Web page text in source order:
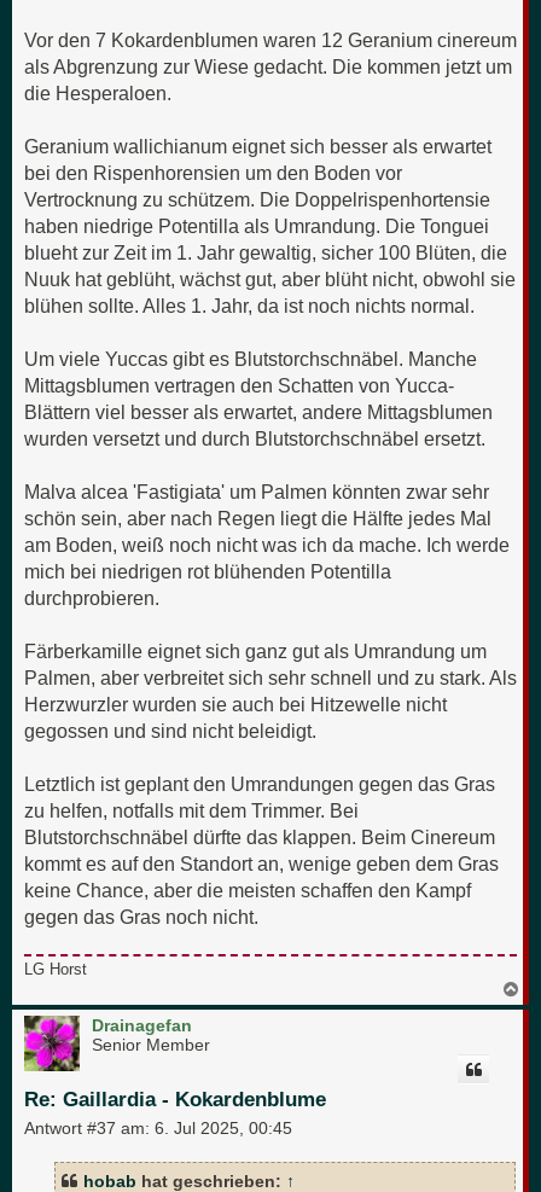
Vor den 7 Kokardenblumen waren 12 Geranium cinereum
als Abgrenzung zur Wiese gedacht. Die kommen jetzt um
die Hesperaloen.
Geranium wallichianum eignet sich besser als erwartet
bei den Rispenhorensien um den Boden vor
Vertrocknung zu schützem. Die Doppelrispenhortensie
haben niedrige Potentilla als Umrandung. Die Tonguei
blueht zur Zeit im 1. Jahr gewaltig, sicher 100 Blüten, die
Nuuk hat geblüht, wächst gut, aber blüht nicht, obwohl sie
blühen sollte. Alles 1. Jahr, da ist noch nichts normal.
Um viele Yuccas gibt es Blutstorchschnäbel. Manche
Mittagsblumen vertragen den Schatten von Yucca-
Blättern viel besser als erwartet, andere Mittagsblumen
wurden versetzt und durch Blutstorchschnäbel ersetzt.
Malva alcea 'Fastigiata' um Palmen könnten zwar sehr
schön sein, aber nach Regen liegt die Hälfte jedes Mal
am Boden, weiß noch nicht was ich da mache. Ich werde
mich bei niedrigen rot blühenden Potentilla
durchprobieren.
Färberkamille eignet sich ganz gut als Umrandung um
Palmen, aber verbreitet sich sehr schnell und zu stark. Als
Herzwurzler wurden sie auch bei Hitzewelle nicht
gegossen und sind nicht beleidigt.
Letztlich ist geplant den Umrandungen gegen das Gras
zu helfen, notfalls mit dem Trimmer. Bei
Blutstorchschnäbel dürfte das klappen. Beim Cinereum
kommt es auf den Standort an, wenige geben dem Gras
keine Chance, aber die meisten schaffen den Kampf
gegen das Gras noch nicht.
LG Horst
a
Drainagefan
Senior Member
Re: Gaillardia - Kokardenblume
Antwort #37 am: 6. Jul 2025, 00:45
hobab hat geschrieben: ↑